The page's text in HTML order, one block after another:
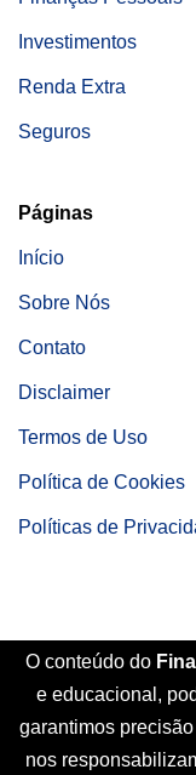
Investimentos
Renda Extra
Seguros
Páginas
Início
Sobre Nós
Contato
Disclaimer
Termos de Uso
Política de Cookies
Políticas de
O conteúdo do
e educacional,
garantimos
nos